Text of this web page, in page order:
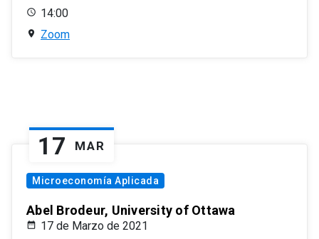
14:00
Zoom
17 MAR
Microeconomía Aplicada
Abel Brodeur, University of Ottawa
17 de Marzo de 2021